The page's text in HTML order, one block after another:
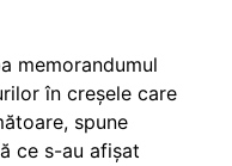
memorandumul
în creșele care
spune
ce s-au afișat